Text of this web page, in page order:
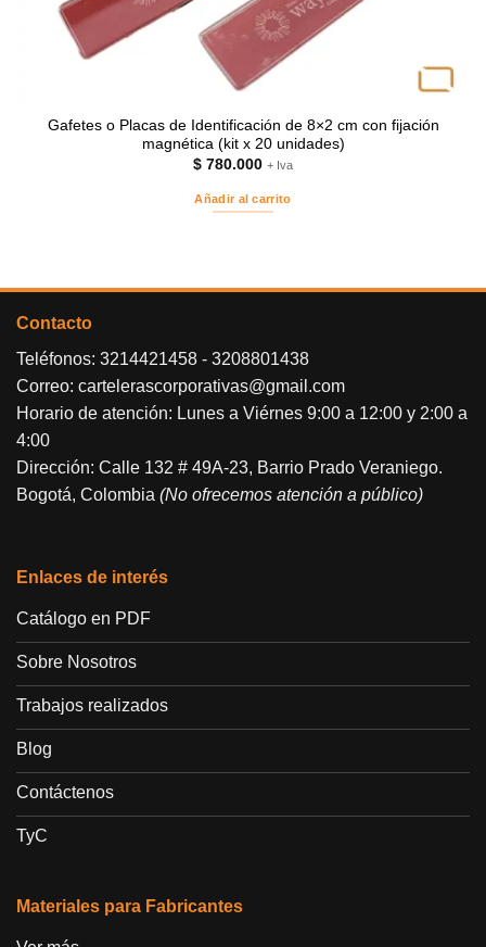
Gafetes o Placas de Identificación de 8×2 cm con fijación
magnética (kit x 20 unidades)
$ 780.000 + Iva
Añadir al carrito
Contacto
Teléfonos: 3214421458 - 3208801438
Correo: cartelerascorporativas@gmail.com
Horario de atención: Lunes a Viérnes 9:00 a 12:00 y 2:00 a
4:00
Dirección: Calle 132 # 49A-23, Barrio Prado Veraniego.
Bogotá, Colombia (No ofrecemos atención a público)
Enlaces de interés
Catálogo en PDF
Sobre Nosotros
Trabajos realizados
Blog
Contáctenos
TyC
Materiales para Fabricantes